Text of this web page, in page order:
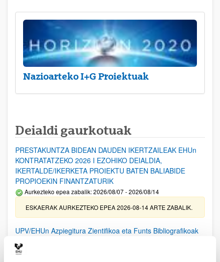
Nazioarteko I+G Proiektuak
Deialdi gaurkotuak
PRESTAKUNTZA BIDEAN DAUDEN IKERTZAILEAK EHUn
KONTRATATZEKO 2026 I EZOHIKO DEIALDIA,
IKERTALDE/IKERKETA PROIEKTU BATEN BALIABIDE
PROPIOEKIN FINANTZATURIK
Aurkezteko epea zabalik: 2026/08/07 - 2026/08/14
ESKAERAK AURKEZTEKO EPEA 2026-08-14 ARTE ZABALIK.
UPV/EHUn Azpiegitura Zientifikoa eta Funts Bibliografikoak